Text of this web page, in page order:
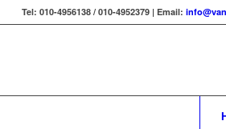
Tel: 010-4956138 / 010-4952379 | Email: